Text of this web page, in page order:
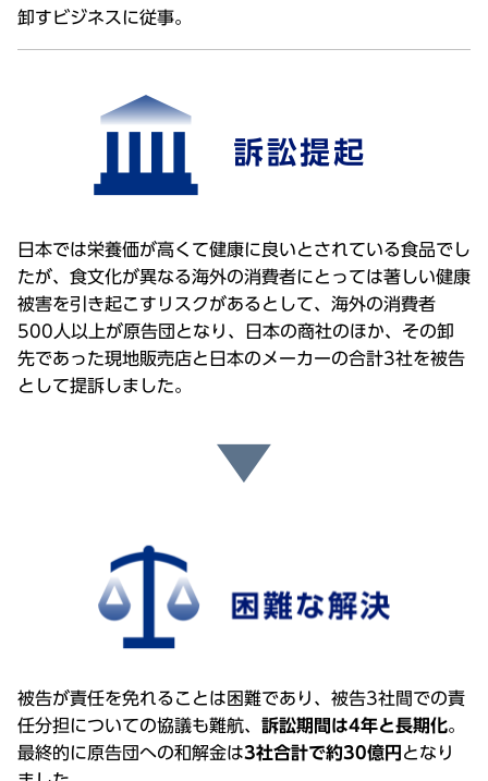
卸すビジネスに従事。
日本では栄養価が高くて健康に良いとされている食品でし
たが、食文化が異なる海外の消費者にとっては著しい健康
被害を引き起こすリスクがあるとして、海外の消費者
500人以上が原告団となり、日本の商社のほか、その卸
先であった現地販売店と日本のメーカーの合計3社を被告
として提訴しました。
被告が責任を免れることは困難であり、被告3社間での責
任分担についての協議も難航、 訴訟期間は4年と長期化。
最終的に原告団への和解金は3社合計で約30億円 となり